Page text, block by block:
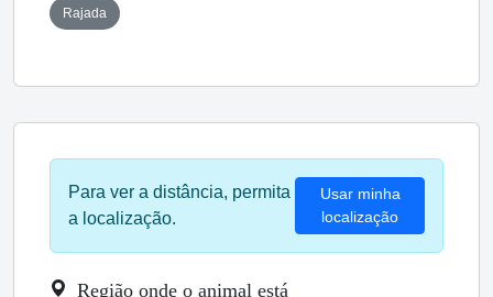
Rajada
Para ver a distância, permita
a localização.
Usar minha
localização
Região onde o animal está